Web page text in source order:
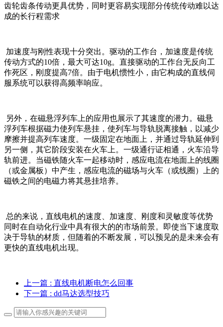
齿轮齿条传动更具优势，同时更容易实现部分传统传动难以达
成的长行程需求
加速度与刚性表现十分突出。驱动的工作台，加速度是传统
传动方式的10倍，最大可达10g。直接驱动的工作台无反向工
作死区，刚度提高7倍。由于电机惯性小，由它构成的直线伺
服系统可以获得高频率响应。
另外，在磁悬浮列车上的应用也展示了其速度的潜力。磁悬
浮列车根据磁力使列车悬挂，使列车与导轨脱离接触，以减少
摩擦并提高列车速度。一级固定在地面上，并通过导轨延伸到
另一侧，其它阶段安装在火车上。一级通行证相通，火车沿导
轨前进。当磁铁随火车一起移动时，感应电流在地面上的线圈
（或金属板）中产生，感应电流的磁场与火车（或线圈）上的
磁铁之间的电磁力将其悬挂培养。
总的来说，直线电机的速度、加速度、刚度和灵敏度等优势
同时在自动化行业中具有很大的的市场前景。即使当下速度取
决于导轨的材质，但随着的不断发展，可以预见的是未来会有
更快的直线电机出现。
上一篇 : 直线电机断电怎么回事
下一篇 : dd马达选型技巧